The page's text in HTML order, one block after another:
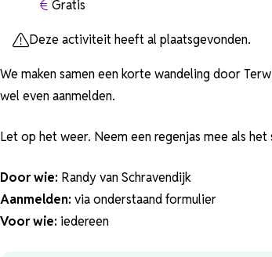
Gratis
Deze activiteit heeft al plaatsgevonden.
We maken samen een korte wandeling door
wel even aanmelden.
Let op het weer. Neem een regenjas mee als
Door wie: Randy van Schravendijk
Aanmelden: via onderstaand formulier
Voor wie: iedereen